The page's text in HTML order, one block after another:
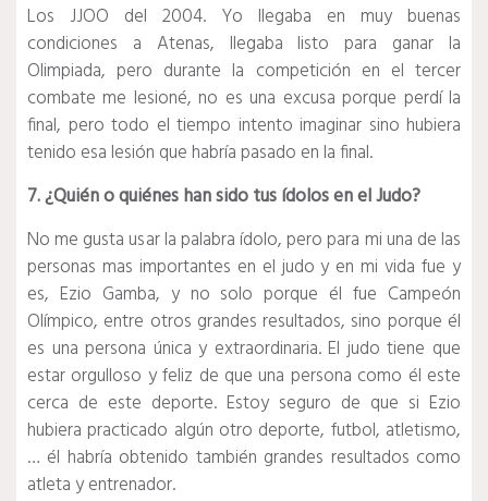
Los JJOO del 2004. Yo llegaba en muy buenas
condiciones a Atenas, llegaba listo para ganar la
Olimpiada, pero durante la competición en el tercer
combate me lesioné, no es una excusa porque perdí la
final, pero todo el tiempo intento imaginar sino hubiera
tenido esa lesión que habría pasado en la final.
7. ¿Quién o quiénes han sido tus ídolos en el Judo?
No me gusta usar la palabra ídolo, pero para mi una de las
personas mas importantes en el judo y en mi vida fue y
es, Ezio Gamba, y no solo porque él fue Campeón
Olímpico, entre otros grandes resultados, sino porque él
es una persona única y extraordinaria. El judo tiene que
estar orgulloso y feliz de que una persona como él este
cerca de este deporte. Estoy seguro de que si Ezio
hubiera practicado algún otro deporte, futbol, atletismo,
… él habría obtenido también grandes resultados como
atleta y entrenador.